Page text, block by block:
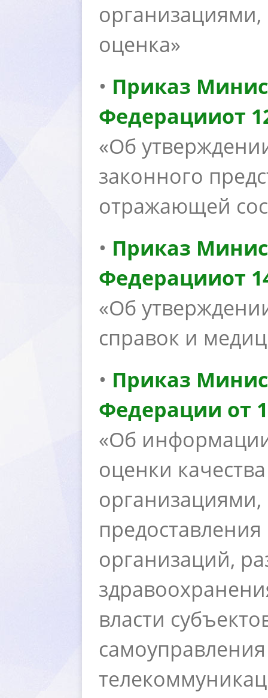
оценка»
• Приказ
Федерацииот
«Об
законного
отражающей
• Приказ
Федерацииот
«Об
справок и
• Приказ
Федерации от
«Об
оценки
организаций,
ласти